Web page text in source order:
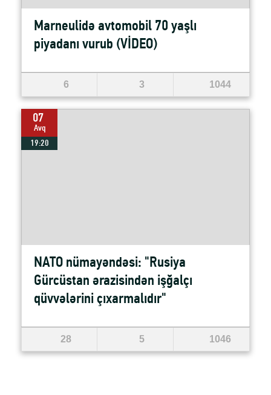
Marneulidə avtomobil 70 yaşlı
piyadanı vurub (VİDEO)
6 3 1044
07
Avq
19:20
NATO nümayəndəsi: "Rusiya
Gürcüstan ərazisindən işğalçı
qüvvələrini çıxarmalıdır"
28 5 1046